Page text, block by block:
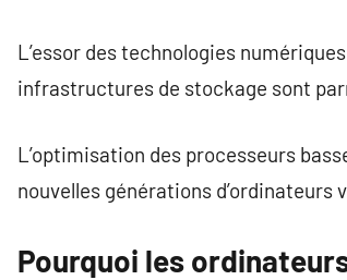
L’essor des technologies
infrastructures de stockage sont
L’optimisation des processeurs
nouvelles générations
Pourquoi les